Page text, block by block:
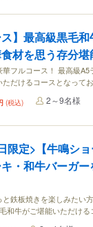
ス】最高級黒毛
材を思う存分
華フルコース！ 最高級
ただけるコースとなって
(税込) 2～9名様
限定>【牛鳴シ
・和牛バーガ
鉄板焼きを楽しみたい
和牛がご堪能いただける